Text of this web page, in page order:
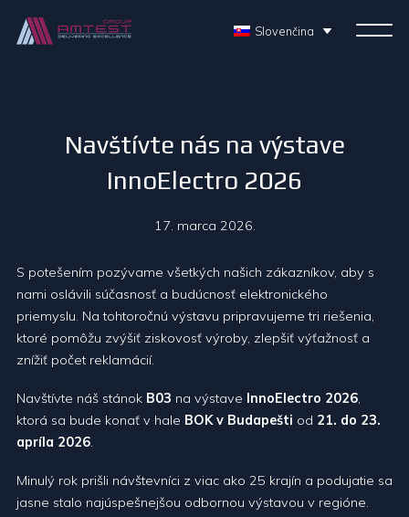
Slovenčina
Navštívte nás na výstave
InnoElectro 2026
17. marca 2026.
S potešením pozývame všetkých našich zákazníkov, aby s
nami oslávili súčasnosť a budúcnosť elektronického
priemyslu. Na tohtoročnú výstavu pripravujeme tri riešenia,
ktoré pomôžu zvýšiť ziskovosť výroby, zlepšiť výťažnosť a
znížiť počet reklamácií.
Navštívte náš stánok B03 na výstave InnoElectro 2026
ktorá sa bude konať v hale BOK v Budapešti od 21. do 23.
apríla 2026
Minulý rok prišli návštevníci z viac ako 25 krajín a podujatie sa
jasne stalo najúspešnejšou odbornou výstavou v regióne.